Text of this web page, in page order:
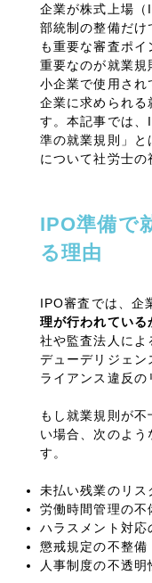
企業が株式上場（
部統制の整備だけ
も重要な審査ポ
重要なのが就業規
小企業で使用され
企業に求められる
す。本記事では
準の就業規則」と
について社労士の
IPO準備で
る理由
IPO審査では、企
理が行われている
社や監査法人によ
デューデリジェ
ライアンス違反の
もし就業規則が
い場合、次のよう
す。
未払い残業のリス
労働時間管理の不
ハラスメント対応
懲戒規定の不整備
人事制度の不透明